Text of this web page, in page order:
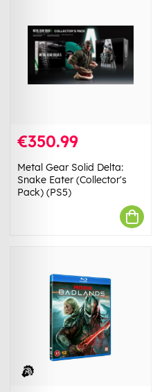
€350.99
Metal Gear Solid Delta:
Snake Eater (Collector's
Pack) (PS5)